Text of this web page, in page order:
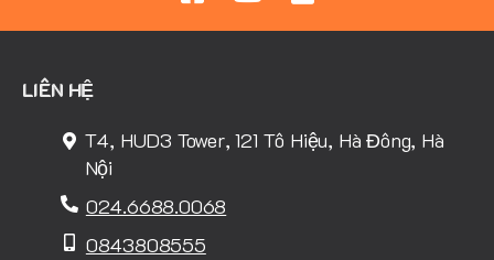
LIÊN HỆ
T4, HUD3 Tower, 121 Tô Hiệu, Hà Đông, Hà
Nội
024.6688.0068
0843808555